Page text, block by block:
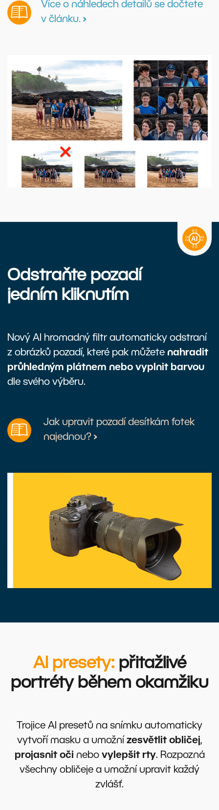
Více o náhledech detailů se dočtete
v článku. ›
Odstraňte pozadí
jedním kliknutím
Nový AI hromadný filtr automaticky odstraní
z obrázků pozadí, které pak můžete nahradit
průhledným plátnem nebo vyplnit barvou
dle svého výběru.
Jak upravit pozadí desítkám fotek
najednou? ›
AI presety:přitažlivé
portréty během okamžiku
Trojice AI presetů na snímku automaticky
vytvoří masku a umožní zesvětlit obličej,
projasnit oči nebo vylepšit rty. Rozpozná
všechny obličeje a umožní upravit každý
zvlášť.